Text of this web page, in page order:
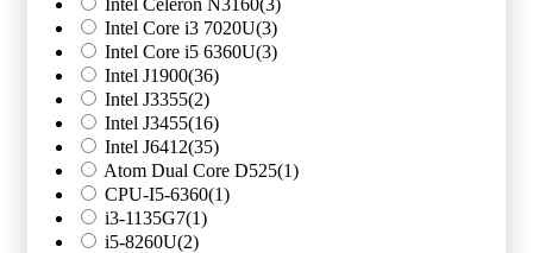
Intel Celeron N3160(3)
Intel Core i3 7020U(3)
Intel Core i5 6360U(3)
Intel J1900(36)
Intel J3355(2)
Intel J3455(16)
Intel J6412(35)
Atom Dual Core D525(1)
CPU-I5-6360(1)
i3-1135G7(1)
i5-8260U(2)